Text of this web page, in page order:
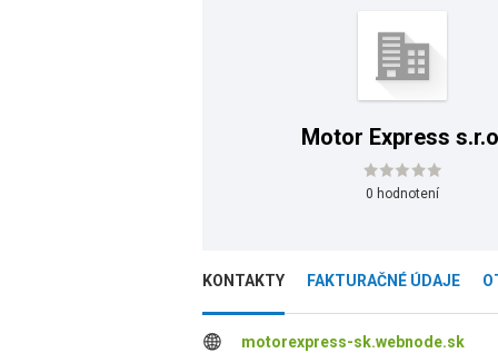
Motor Express
0 hodnotení
KONTAKTY FAKTURAČNÉ ÚDAJE
motorexpress-sk.webnode.sk